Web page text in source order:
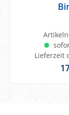
Lieferzeit